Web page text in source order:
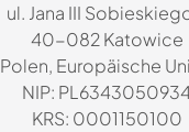
ul. Jana III
40-082 Katowice
Polen, Europäische
NIP:
KRS: 0001150100